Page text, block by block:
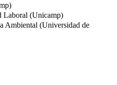
Laboral (Unicamp)
Ambiental (Universidad de